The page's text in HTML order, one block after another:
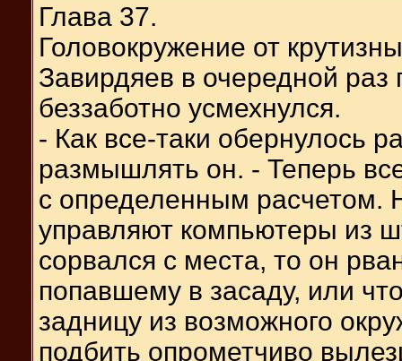
Глава 37.
Головокружение от
Завирдяев в очередной раз
беззаботно усмехнулся.
- Как все-таки обернулось
размышлять он. - Теперь
с определенным расчетом.
управляют компьютеры из
сорвался с места, то он
попавшему в засаду, или
задницу из возможного
подбить опрометчиво